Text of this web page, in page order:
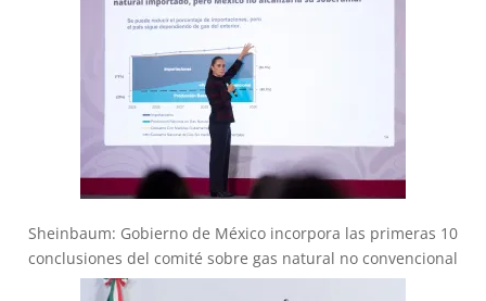
Sheinbaum: Gobierno de México incorpora las primeras 10
conclusiones del comité sobre gas natural no convencional